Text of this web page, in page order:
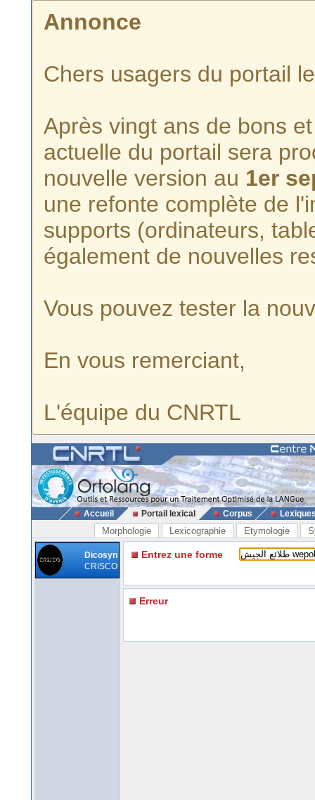
Annonce
Chers usagers du portail
Après vingt ans de bons
actuelle du portail sera
nouvelle version au 1er
une refonte complète de
supports (ordinateurs,
également de nouvelles
Vous pouvez tester la
En vous remerciant,
L'équipe du CNRTL
Accueil Portail lexical Corpus
Morphologie Lexicographie Etymologie
Dicosyn
CRISCO
Entrez une forme
Erreur